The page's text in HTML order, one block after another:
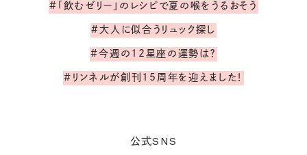
#「飲むゼリー」のレシピで夏の喉をうるおそう
#大人に似合うリュック探し
#今週の12星座の運勢は？
#リンネルが創刊15周年を迎えました！
公式SNS